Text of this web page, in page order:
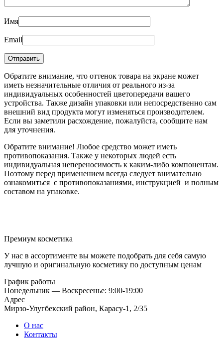
Имя
Email
Обратите внимание, что оттенок товара на экране может
иметь незначительные отличия от реального из-за
индивидуальных особенностей цветопередачи вашего
устройства. Также дизайн упаковки или непосредственно сам
внешний вид продукта могут изменяться производителем.
Если вы заметили расхождение, пожалуйста, сообщите нам
для уточнения.
Обратите внимание! Любое средство может иметь
противопоказания. Также у некоторых людей есть
индивидуальная непереносимость к каким-либо компонентам.
Поэтому перед применением всегда следует внимательно
ознакомиться с противопоказаниями, инструкцией и полным
составом на упаковке.
Премиум косметика
У нас в ассортименте вы можете подобрать для себя самую
лучшую и оригинальную косметику по доступным ценам
График работы
Понедельник — Воскресенье: 9:00-19:00
Адрес
Мирзо-Улугбекский район, Карасу-1, 2/35
О нас
Контакты